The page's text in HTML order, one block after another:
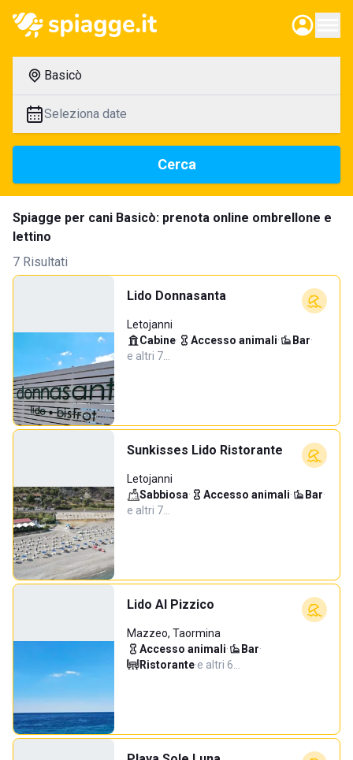
Basicò
Seleziona date
Cerca
Spiagge per cani Basicò: prenota online ombrellone e
lettino
7 Risultati
Lido Donnasanta
Letojanni
Cabine· Accesso animali· Bar·
e altri 7…
Sunkisses Lido Ristorante
Letojanni
Sabbiosa· Accesso animali· Bar·
e altri 7…
Lido Al Pizzico
Mazzeo, Taormina
Accesso animali· Bar·
Ristorante·e altri 6…